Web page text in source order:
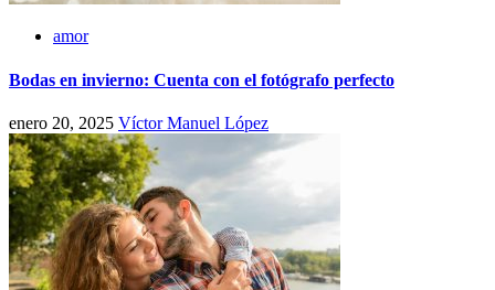
amor
Bodas en invierno: Cuenta con el fotógrafo perfecto
enero 20, 2025 Víctor Manuel López